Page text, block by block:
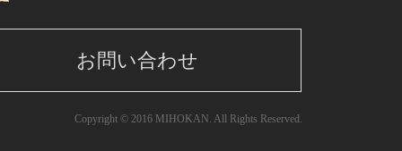
お問い合わせ
Copyright © 2016 MIHOKAN. All Rights Reserved.